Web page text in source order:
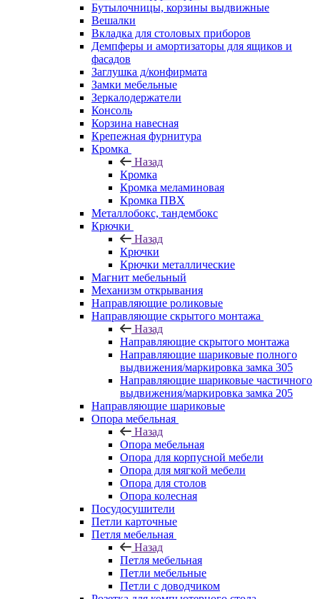
Бутылочницы, корзины выдвижные
Вешалки
Вкладка для столовых приборов
Демпферы и амортизаторы для ящиков и
фасадов
Заглушка д/конфирмата
Замки мебельные
Зеркалодержатели
Консоль
Корзина навесная
Крепежная фурнитура
Кромка
Назад
Кромка
Кромка меламиновая
Кромка ПВХ
Металлобокс, тандембокс
Крючки
Назад
Крючки
Крючки металлические
Магнит мебельный
Механизм открывания
Направляющие роликовые
Направляющие скрытого монтажа
Назад
Направляющие скрытого монтажа
Направляющие шариковые полного
выдвижения/маркировка замка 305
Направляющие шариковые частичного
выдвижения/маркировка замка 205
Направляющие шариковые
Опора мебельная
Назад
Опора мебельная
Опора для корпусной мебели
Опора для мягкой мебели
Опора для столов
Опора колесная
Посудосушители
Петли карточные
Петля мебельная
Назад
Петля мебельная
Петли мебельные
Петли с доводчиком